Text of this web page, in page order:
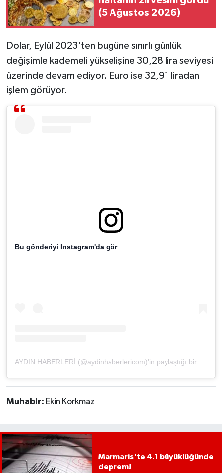
(5 Ağustos 2026)
Dolar, Eylül 2023'ten bugüne sınırlı günlük
değişimle kademeli yükselişine 30,28 lira seviyesi
üzerinde devam ediyor. Euro ise 32,91 liradan
işlem görüyor.
Bu gönderiyi Instagram'da gör
AYDIN HABERLERİ (@aydinhaberlericom)'in paylaştığı bir gönderi
Muhabir: Ekin Korkmaz
Marmaris'te 4.1 büyüklüğünde
deprem!
MAGAZİN
ÖZEL HABER
SAĞLIK
AFYON
KÜTAHYA
MANİSA
UŞAK